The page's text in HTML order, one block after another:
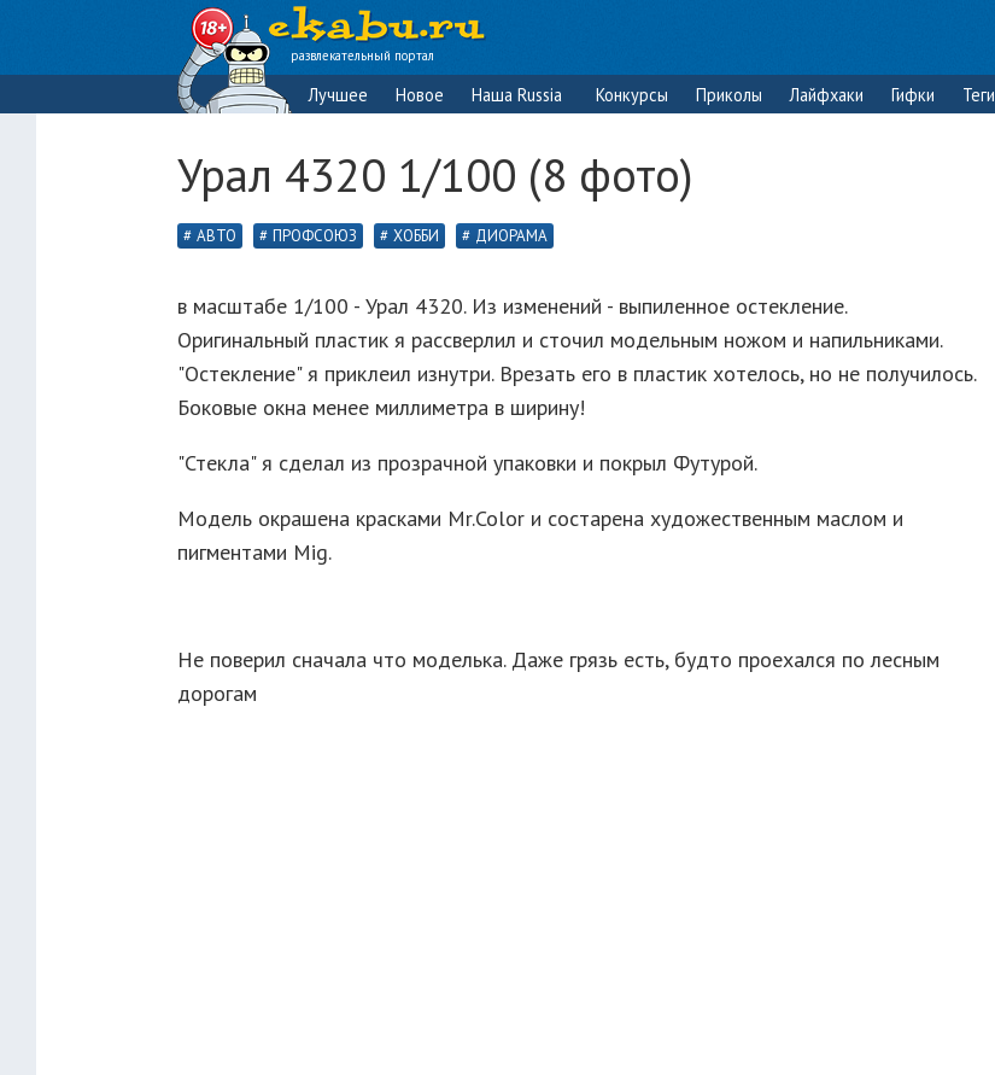
развлекательный портал
Лучшее Новое Наша Russia Конкурсы Приколы Лайфхаки Гифки Теги
Урал 4320 1/100 (8 фото)
АВТО ПРОФСОЮЗ ХОББИ ДИОРАМА
в масштабе 1/100 - Урал 4320. Из изменений - выпиленное остекление.
Оригинальный пластик я рассверлил и сточил модельным ножом и напильниками.
"Остекление" я приклеил изнутри. Врезать его в пластик хотелось, но не получилось.
Боковые окна менее миллиметра в ширину!
"Стекла" я сделал из прозрачной упаковки и покрыл Футурой.
Модель окрашена красками Mr.Color и состарена художественным маслом и
пигментами Mig.
Не поверил сначала что моделька. Даже грязь есть, будто проехался по лесным
дорогам